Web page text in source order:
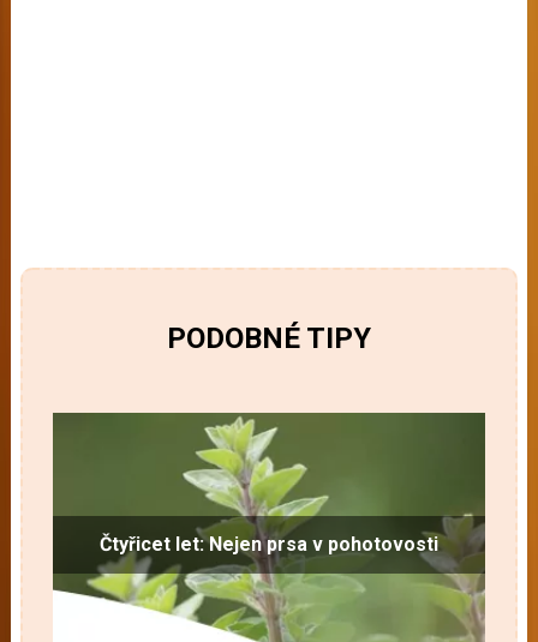
PODOBNÉ TIPY
Čtyřicet let: Nejen prsa v pohotovosti